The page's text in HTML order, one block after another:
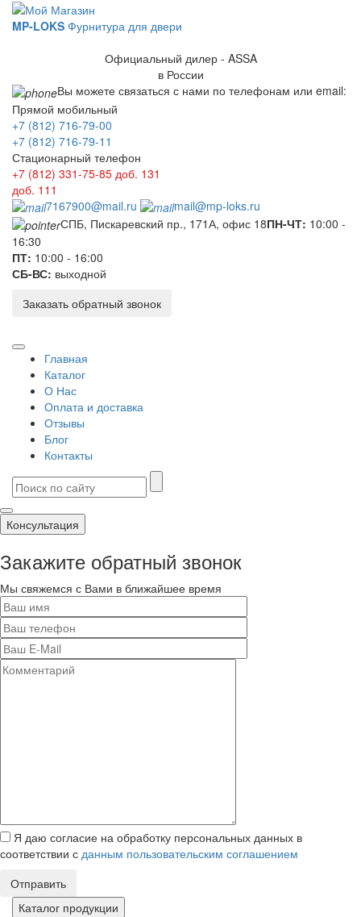
MP-LOKS Фурнитура для двери
Официальный дилер - ASSA
в России
Вы можете связаться с нами по телефонам или email:
Прямой мобильный
+7 (812) 716-79-00
+7 (812) 716-79-11
Стационарный телефон
+7 (812) 331-75-85 доб. 131
доб. 111
7167900@mail.ru
mail@mp-loks.ru
СПБ, Пискаревский пр., 171А, офис 18ПН-ЧТ: 10:00 -
16:30
ПТ: 10:00 - 16:00
СБ-ВС: выходной
Заказать обратный звонок
Главная
Каталог
О Нас
Оплата и доставка
Отзывы
Блог
Контакты
Консультация
Закажите обратный звонок
Мы свяжемся с Вами в ближайшее время
Я даю согласие на обработку персональных данных в
соответствии с данным пользовательским соглашением
Отправить
Каталог продукции